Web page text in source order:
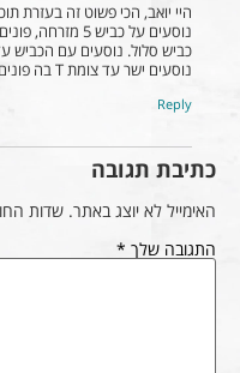
היי יואב, הכי פשוט זה בעזרת
נוסעים על כביש
כביש סלול. נוסעים עם הכביש
נוסעים ישר עד צומת T בה פונים שמאלה. לאחר מכן ימינה נוסף ותגיעו לחנייה.
Reply
כתיבת תגובה
האימייל לא יוצג באתר. שדות
התגובה שלך *